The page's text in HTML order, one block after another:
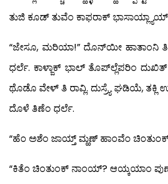
ತುಜಿ ಕೂಡ್ ತುವೆಂ ಕಾಫರಾಕ್
“ಜೇಸೂ, ಮರಿಯಾ!” ದೊನ್‍ಯೀ ಹಾತಾಂನಿ
ಧರ್ಲೆ. ಕಾಳ್ಜಾಕ್ ಭಾಲ್ ತೊಪ್‍ಲ್ಲೆಪರಿಂ ದುಖಿತ್
ಥೊಡೊ ವೇಳ್ ತಿ ರಾವ್ಲಿ. ದುಸ್ರ್ಯೆ ಘಡಿಯೆ, ತಕ್ಲಿ
ದೊಳೆ ತಿಣೆಂ ಧರ್ಲೆ.
“ಹೆಂ ಅಶೆಂ ಜಾಯ್ತ್ ಮ್ಹಣ್ ಹಾಂವೆಂ ಚಿಂತುಂಕ್
“ಕಿತೆಂ ಚಿಂತುಂಕ್ ನಾಂಯ್? ಆಯ್ಕಯಾಂ